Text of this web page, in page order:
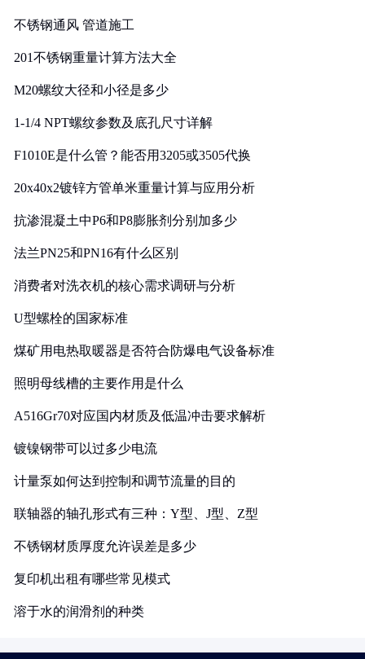
不锈钢通风 管道施工
201不锈钢重量计算方法大全
M20螺纹大径和小径是多少
1-1/4 NPT螺纹参数及底孔尺寸详解
F1010E是什么管？能否用3205或3505代换
20x40x2镀锌方管单米重量计算与应用分析
抗渗混凝土中P6和P8膨胀剂分别加多少
法兰PN25和PN16有什么区别
消费者对洗衣机的核心需求调研与分析
U型螺栓的国家标准
煤矿用电热取暖器是否符合防爆电气设备标准
照明母线槽的主要作用是什么
A516Gr70对应国内材质及低温冲击要求解析
镀镍钢带可以过多少电流
计量泵如何达到控制和调节流量的目的
联轴器的轴孔形式有三种：Y型、J型、Z型
不锈钢材质厚度允许误差是多少
复印机出租有哪些常见模式
溶于水的润滑剂的种类